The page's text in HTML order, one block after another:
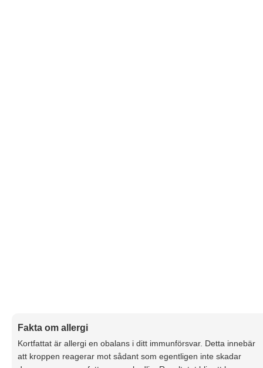
Fakta om allergi
Kortfattat är allergi en obalans i ditt immunförsvar. Detta innebär
att kroppen reagerar mot sådant som egentligen inte skadar